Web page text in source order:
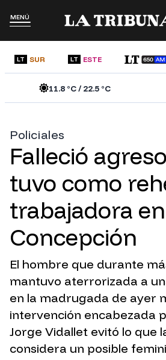
MENÚ
LT SUR LT ESTE
11.8°C /22.5°C
Policiales
Falleció
tuvo como
trabajadora en
Concepción
El hombre que durante
mantuvo aterrorizada a
en la madrugada de ayer
intervención encabezada
Jorge Vidallet evitó lo que
considera un posible